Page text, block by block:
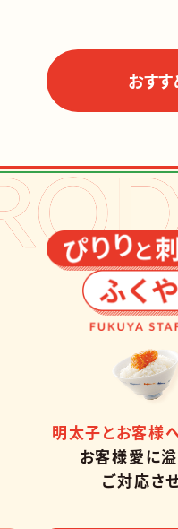
おす
明太子とお客様
お客様愛に
ご対応さ